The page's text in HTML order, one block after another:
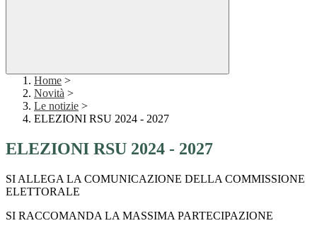
Home >
Novità >
Le notizie >
ELEZIONI RSU 2024 - 2027
ELEZIONI RSU 2024 - 2027
SI ALLEGA LA COMUNICAZIONE DELLA COMMISSIONE
ELETTORALE
SI RACCOMANDA LA MASSIMA PARTECIPAZIONE